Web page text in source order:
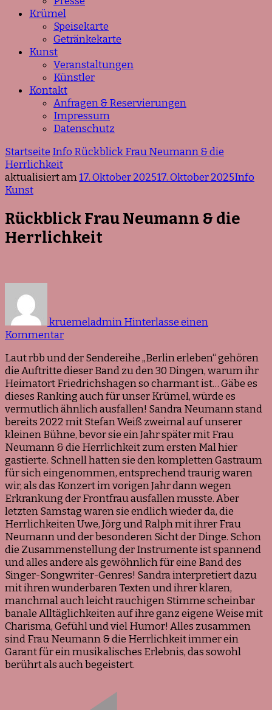
Krümel
Speisekarte
Getränkekarte
Kunst
Veranstaltungen
Künstler
Kontakt
Anfragen & Reservierungen
Impressum
Datenschutz
Startseite Info Rückblick Frau Neumann & die
Herrlichkeit
aktualisiert am17. Oktober 202517. Oktober 2025Info
Kunst
Rückblick Frau Neumann & die
Herrlichkeit
kruemeladminHinterlasse einen
Kommentarzu
Frau
Neumann
&
die
Herrlichkeit
Laut rbb und der Sendereihe „Berlin erleben“ gehören
die Auftritte dieser Band zu den 30 Dingen, warum ihr
Heimatort Friedrichshagen so charmant ist… Gäbe es
dieses Ranking auch für unser Krümel, würde es
vermutlich ähnlich ausfallen! Sandra Neumann stand
bereits 2022 mit Stefan Weiß zweimal auf unserer
kleinen Bühne, bevor sie ein Jahr später mit Frau
Neumann & die Herrlichkeit zum ersten Mal hier
gastierte. Schnell hatten sie den kompletten Gastraum
für sich eingenommen, entsprechend traurig waren
wir, als das Konzert im vorigen Jahr dann wegen
Erkrankung der Frontfrau ausfallen musste. Aber
letzten Samstag waren sie endlich wieder da, die
Herrlichkeiten Uwe, Jörg und Ralph mit ihrer Frau
Neumann und der besonderen Sicht der Dinge. Schon
die Zusammenstellung der Instrumente ist spannend
und alles andere als gewöhnlich für eine Band des
Singer-Songwriter-Genres! Sandra interpretiert dazu
mit ihren wunderbaren Texten und ihrer klaren,
manchmal auch leicht rauchigen Stimme scheinbar
banale Alltäglichkeiten auf ihre ganz eigene Weise mit
Charisma, Gefühl und viel Humor! Alles zusammen
sind Frau Neumann & die Herrlichkeit immer ein
Garant für ein musikalisches Erlebnis, das sowohl
berührt als auch begeistert.